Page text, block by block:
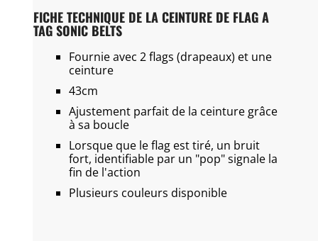
FICHE TECHNIQUE DE LA CEINTURE DE FLAG A
TAG SONIC BELTS
Fournie avec 2 flags (drapeaux) et une
ceinture
43cm
Ajustement parfait de la ceinture grâce
à sa boucle
Lorsque que le flag est tiré, un bruit
fort, identifiable par un "pop" signale la
fin de l'action
Plusieurs couleurs disponible